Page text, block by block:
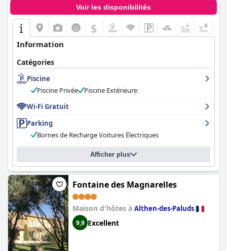
Voir les disponibilités
$
Information
Catégories
Piscine
Piscine Privée
Piscine Extérieure
Wi-Fi Gratuit
Parking
Bornes de Recharge Voitures Électriques
Afficher plus
Fontaine des Magnarelles
Maison d'hôtes à Althen-des-Paluds
9,9 Excellent